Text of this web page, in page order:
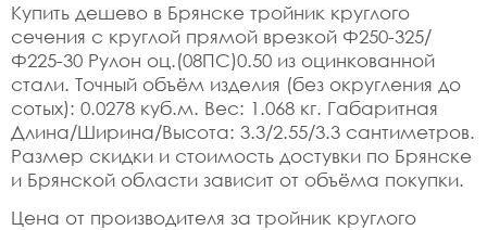
Купить дешево в Брянске тройник круглого
сечения с круглой прямой врезкой Ф250-325/
Ф225-30 Рулон оц.(08ПС)0.50 из оцинкованной
стали. Точный объём изделия (без округления до
сотых): 0.0278 куб.м. Вес: 1.068 кг. Габаритная
Длина/Ширина/Высота: 3.3/2.55/3.3 сантиметров.
Размер скидки и стоимость достувки по Брянске
и Брянской области зависит от объёма покупки.
Цена от производителя за тройник круглого